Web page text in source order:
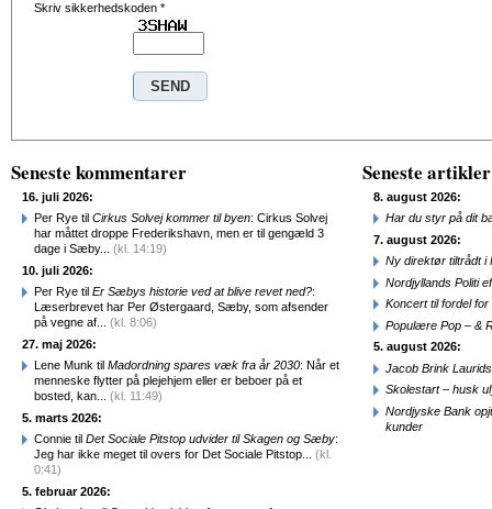
Skriv sikkerhedskoden *
Seneste kommentarer
16. juli 2026:
Per Rye til Cirkus Solvej kommer til byen: Cirkus Solvej
har måttet droppe Frederikshavn, men er til gengæld 3
dage i Sæby... (kl. 14:19)
10. juli 2026:
Per Rye til Er Sæbys historie ved at blive revet ned?:
Læserbrevet har Per Østergaard, Sæby, som afsender
på vegne af... (kl. 8:06)
27. maj 2026:
Lene Munk til Madordning spares væk fra år 2030: Når et
menneske flytter på plejehjem eller er beboer på et
bosted, kan... (kl. 11:49)
5. marts 2026:
Connie til Det Sociale Pitstop udvider til Skagen og Sæby:
Jeg har ikke meget til overs for Det Sociale Pitstop... (kl.
0:41)
5. februar 2026:
Seneste artikler
8. august 2026:
Har du styr på dit
7. august 2026:
Ny direktør tiltrådt i
Nordjyllands Politi
Koncert til fordel
Populære Pop – &
5. august 2026:
Jacob Brink
Skolestart – husk
Nordjyske Bank
kunder